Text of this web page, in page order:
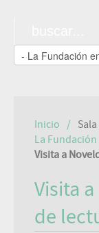
Inicio
La
Visita a
Visita
de